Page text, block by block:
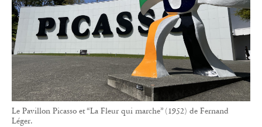
Le Pavillon Picasso et “La Fleur qui marche” (1952) de Fernand
Léger.